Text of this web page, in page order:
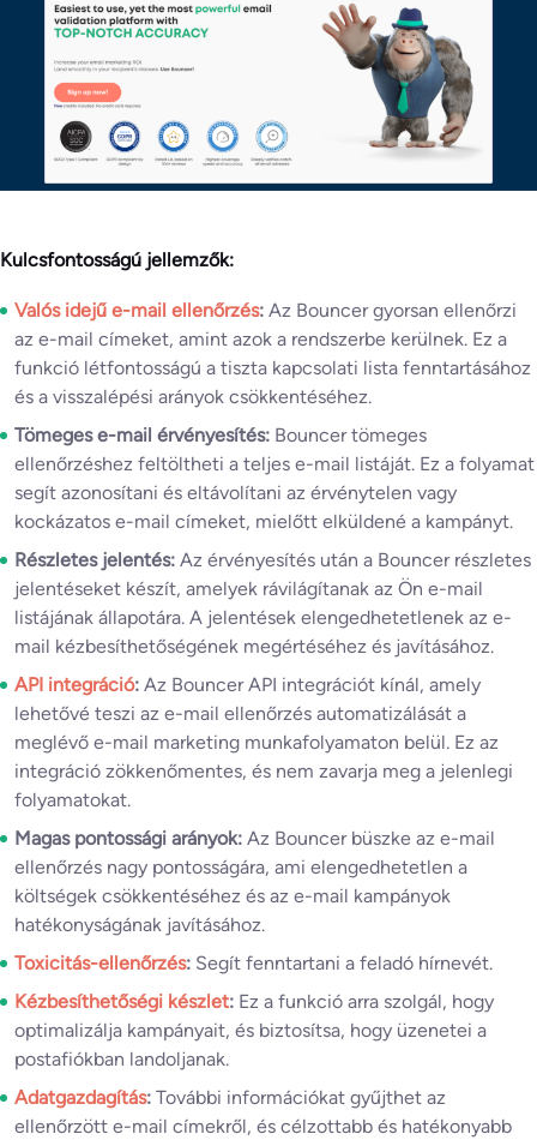
Kulcsfontosságú jellemzők:
Valós idejű e-mail ellenőrzés: Az Bouncer gyorsan ellenőrzi
az e-mail címeket, amint azok a rendszerbe kerülnek. Ez a
funkció létfontosságú a tiszta kapcsolati lista fenntartásához
és a visszalépési arányok csökkentéséhez.
Tömeges e-mail érvényesítés: Bouncer tömeges
ellenőrzéshez feltöltheti a teljes e-mail listáját. Ez a folyamat
segít azonosítani és eltávolítani az érvénytelen vagy
kockázatos e-mail címeket, mielőtt elküldené a kampányt.
Részletes jelentés: Az érvényesítés után a Bouncer részletes
jelentéseket készít, amelyek rávilágítanak az Ön e-mail
listájának állapotára. A jelentések elengedhetetlenek az e-
mail kézbesíthetőségének megértéséhez és javításához.
API integráció: Az Bouncer API integrációt kínál, amely
lehetővé teszi az e-mail ellenőrzés automatizálását a
meglévő e-mail marketing munkafolyamaton belül. Ez az
integráció zökkenőmentes, és nem zavarja meg a jelenlegi
folyamatokat.
Magas pontossági arányok: Az Bouncer büszke az e-mail
ellenőrzés nagy pontosságára, ami elengedhetetlen a
költségek csökkentéséhez és az e-mail kampányok
hatékonyságának javításához.
Toxicitás-ellenőrzés: Segít fenntartani a feladó hírnevét.
Kézbesíthetőségi készlet: Ez a funkció arra szolgál, hogy
optimalizálja kampányait, és biztosítsa, hogy üzenetei a
postafiókban landoljanak.
Adatgazdagítás: További információkat gyűjthet az
ellenőrzött e-mail címekről, és célzottabb és hatékonyabb